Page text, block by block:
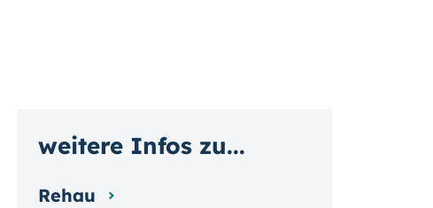
weitere Infos zu...
Rehau